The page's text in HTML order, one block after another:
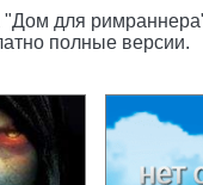
"Дом для
полные версии.